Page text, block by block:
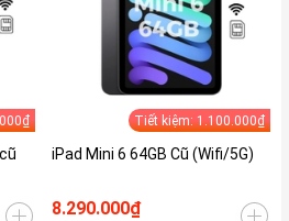
Tiết kiệm: 1.100.000₫
iPad Mini 6 64GB Cũ (Wifi/5G)
8.290.000₫